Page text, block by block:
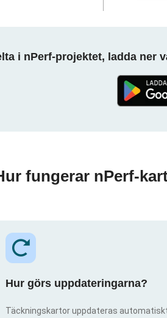
i nPerf-projektet, ladda ner
fungerar nPerf-
Hur görs uppdateringarna?
Täckningskartor uppdateras